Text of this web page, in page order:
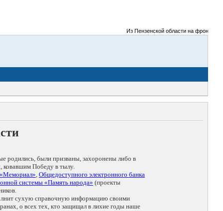
Из Пензенской области на фронты
родились, были призваны, захоронены либо в
ковавшим Победу в тылу.
, Общедоступного электронного банка
системы «Память народа» (проекты
сухую справочную информацию своими
о всех тех, кто защищал в лихие годы наше